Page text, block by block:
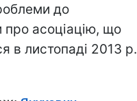
до
про асоціацію, що
в листопаді 2013 р.